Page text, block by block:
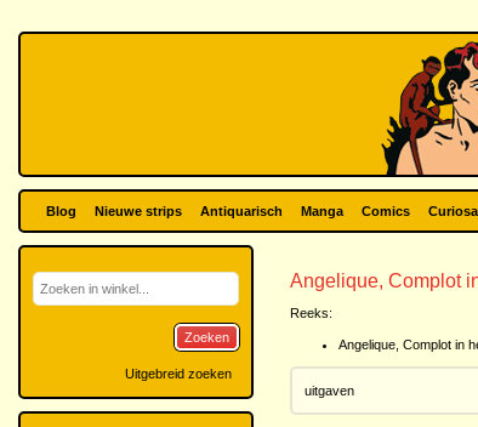
Blog Nieuwe strips Antiquarisch Manga Comics Curiosa
Angelique, Complot
Reeks:
Angelique, Complot in
uitgaven
Zoeken
Uitgebreid zoeken